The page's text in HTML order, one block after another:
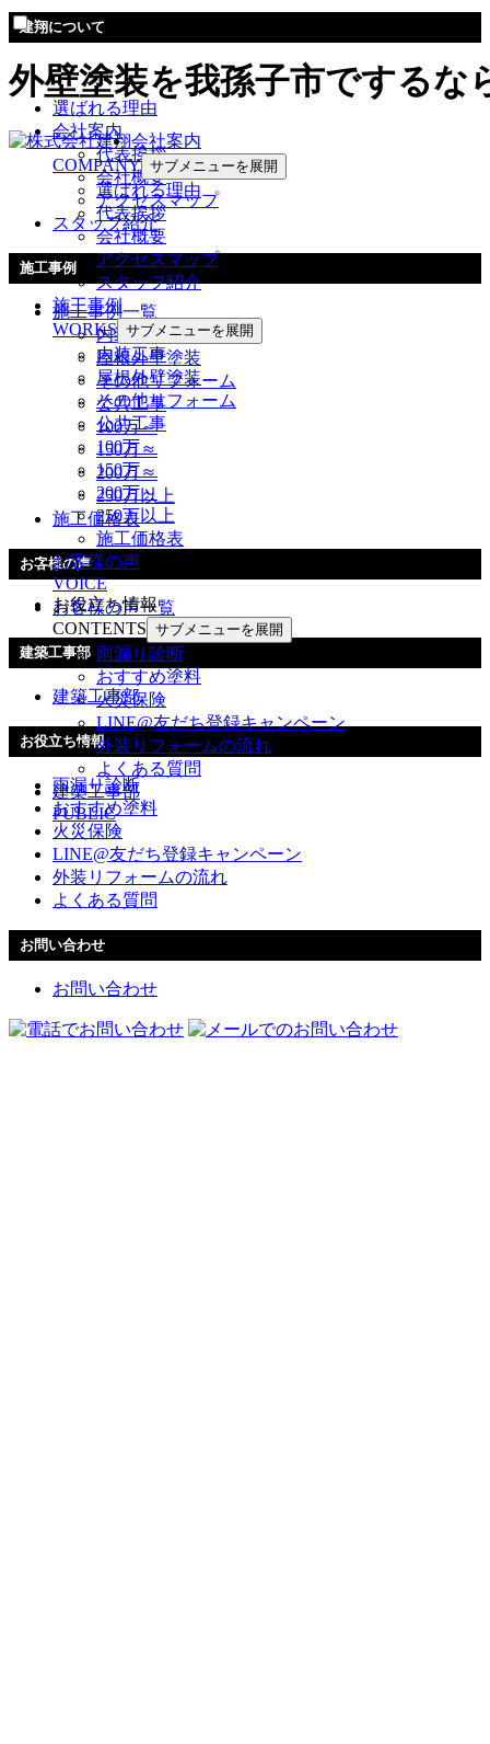
外壁塗装を我孫子市でするな
会社案内
COMPANY サブメニューを展開
選ばれる理由
代表挨拶
会社概要
アクセスマップ
スタッフ紹介
施工事例
WORKS サブメニューを展開
内装工事
屋根外壁塗装
その他リフォーム
公共工事
100万～
150万～
200万～
250万以上
施工価格表
お客様の声
VOICE
お役立ち情報
CONTENTS サブメニューを展開
雨漏り診断
おすすめ塗料
火災保険
LINE@友だち登録キャンペーン
外装リフォームの流れ
よくある質問
建築工事部
PUBLIC
建翔について
選ばれる理由
会社案内
代表挨拶
会社概要
アクセスマップ
スタッフ紹介
施工事例
施工事例一覧
内装工事
屋根外壁塗装
その他リフォーム
公共工事
100万～
150万～
200万～
250万以上
施工価格表
お客様の声
お客様の声一覧
建築工事部
建築工事部
お役立ち情報
雨漏り診断
おすすめ塗料
火災保険
LINE@友だち登録キャンペーン
外装リフォームの流れ
よくある質問
お問い合わせ
お問い合わせ